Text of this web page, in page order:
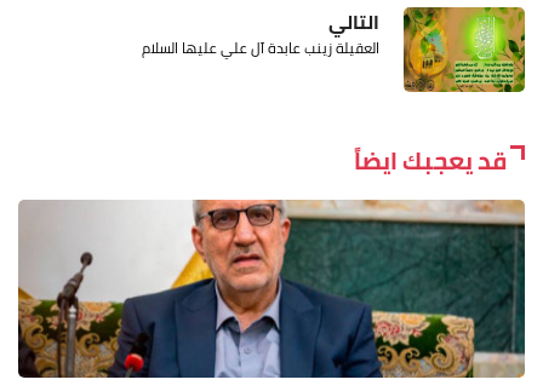
التالي
العقيلة زينب عابدة آل علي عليها السلام
قد يعجبك ايضاً